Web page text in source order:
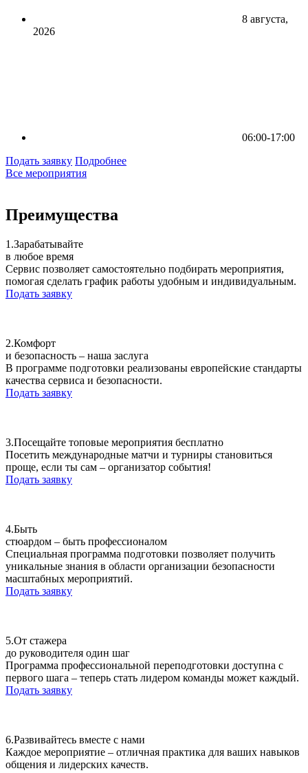
8 августа,
2026
06:00-17:00
Подать заявку Подробнее
Все мероприятия
Преимущества
1.Зарабатывайте
в любое время
Сервис позволяет самостоятельно подбирать мероприятия,
помогая сделать график работы удобным и индивидуальным.
Подать заявку
2.Комфорт
и безопасность – наша заслуга
В программе подготовки реализованы европейские стандарты
качества сервиса и безопасности.
Подать заявку
3.Посещайте топовые мероприятия бесплатно
Посетить международные матчи и турниры становиться
проще, если ты сам – организатор события!
Подать заявку
4.Быть
стюардом – быть профессионалом
Специальная программа подготовки позволяет получить
уникальные знания в области организации безопасности
масштабных мероприятий.
Подать заявку
5.От стажера
до руководителя один шаг
Программа профессиональной переподготовки доступна с
первого шага – теперь стать лидером команды может каждый.
Подать заявку
6.Развивайтесь вместе с нами
Каждое мероприятие – отличная практика для ваших навыков
общения и лидерских качеств.